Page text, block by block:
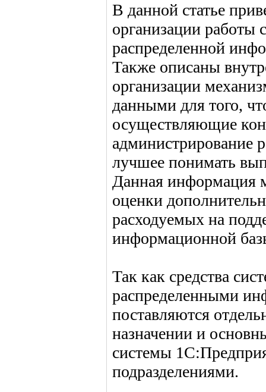
В данной статье
организации работы
распределенной
Также описаны
организации
данными для того,
осуществляющие
администрирование
лучшее понимать
Данная информация
оценки
расходуемых на
информационной
Так как средства
распределенными
поставляются
назначении и
системы
подразделениями.